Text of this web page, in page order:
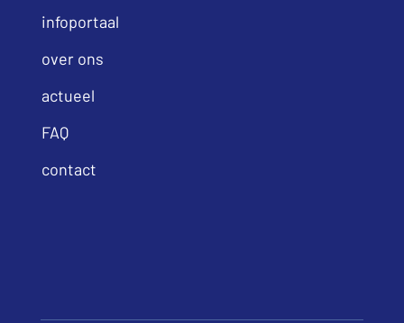
infoportaal
over ons
actueel
FAQ
contact